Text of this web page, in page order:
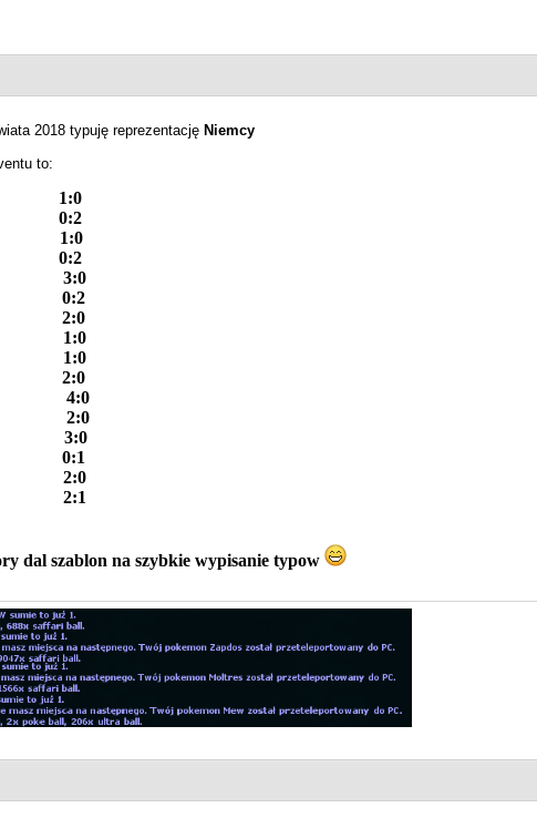
2018 typuję reprezentację Niemcy
to:
1:0
0:2
3:0
0:2
1:0
2:0
0:1
2:0
dal szablon na szybkie wypisanie typow